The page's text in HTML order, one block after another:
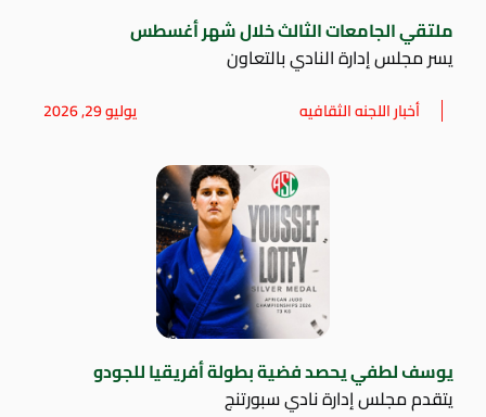
ملتقي الجامعات الثالث خلال شهر أغسطس
يسر مجلس إدارة النادي بالتعاون
أخبار اللجنه الثقافيه يوليو 29, 2026
يوسف لطفي يحصد فضية بطولة أفريقيا للجودو
يتقدم مجلس إدارة نادي سبورتنج